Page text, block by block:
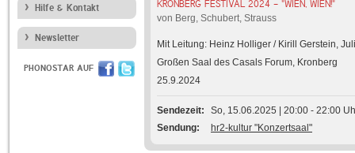
Hilfe & Kontakt
Newsletter
PHONOSTAR AUF
KRONBERG FESTIVAL 2024 - "WIEN, WIEN!"
von Berg, Schubert, Strauss
Mit Leitung: Heinz Holliger / Kirill Gerstein,
Großen Saal des Casals Forum, Kronberg
25.9.2024
Sendezeit
So, 15.06.2025 | 20:00 - 22:00
Sendung
hr2-kultur "Konzertsaal"